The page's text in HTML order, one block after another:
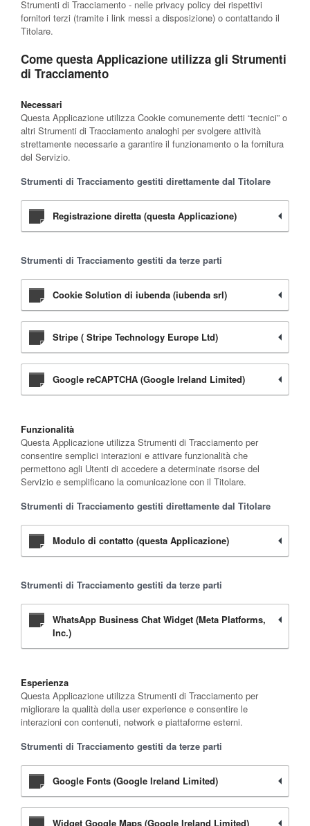
Strumenti di Tracciamento - nelle privacy policy dei rispettivi
fornitori terzi (tramite i link messi a disposizione) o contattando il
Titolare.
Come questa Applicazione utilizza gli Strumenti
di Tracciamento
Necessari
Questa Applicazione utilizza Cookie comunemente detti “tecnici” o
altri Strumenti di Tracciamento analoghi per svolgere attività
strettamente necessarie a garantire il funzionamento o la fornitura
del Servizio.
Strumenti di Tracciamento gestiti direttamente dal Titolare
Registrazione diretta (questa Applicazione)
Strumenti di Tracciamento gestiti da terze parti
Cookie Solution di iubenda (iubenda srl)
Stripe ( Stripe Technology Europe Ltd)
Google reCAPTCHA (Google Ireland Limited)
Funzionalità
Questa Applicazione utilizza Strumenti di Tracciamento per
consentire semplici interazioni e attivare funzionalità che
permettono agli Utenti di accedere a determinate risorse del
Servizio e semplificano la comunicazione con il Titolare.
Strumenti di Tracciamento gestiti direttamente dal Titolare
Modulo di contatto (questa Applicazione)
Strumenti di Tracciamento gestiti da terze parti
WhatsApp Business Chat Widget (Meta Platforms,
Inc.)
Esperienza
Questa Applicazione utilizza Strumenti di Tracciamento per
migliorare la qualità della user experience e consentire le
interazioni con contenuti, network e piattaforme esterni.
Strumenti di Tracciamento gestiti da terze parti
Google Fonts (Google Ireland Limited)
Widget Google Maps (Google Ireland Limited)